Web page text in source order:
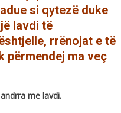
si qytezë duke
lavdi të
rrënojat e të
përmendej ma veç
me lavdi.